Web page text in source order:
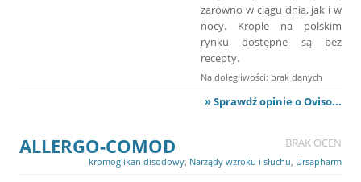
zarówno w ciągu dnia, jak i w
nocy. Krople na polskim
rynku dostępne są bez
recepty.
Na dolegliwości: brak danych
» Sprawdź opinie o Oviso...
ALLERGO-COMOD BRAK OCEN
kromoglikan disodowy Narządy wzroku i słuchu Ursapharm